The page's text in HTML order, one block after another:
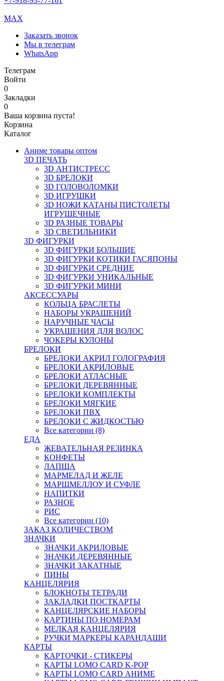
MAX
Заказать звонок
Мы в телеграм
WhatsApp
Телеграм
Войти
0
Закладки
0
Ваша корзина пуста!
Корзина
Каталог
Аниме товары оптом
3D ПЕЧАТЬ
3D АНТИСТРЕСС
3D БРЕЛОКИ
3D ГОЛОВОЛОМКИ
3D ИГРУШКИ
3D НОЖИ КАТАНЫ ПИСТОЛЕТЫ
ИГРУШЕЧНЫЕ
3D РАЗНЫЕ ТОВАРЫ
3D СВЕТИЛЬНИКИ
3D ФИГУРКИ
3D ФИГУРКИ БОЛЬШИЕ
3D ФИГУРКИ КОТИКИ ГАСЯПОНЫ
3D ФИГУРКИ СРЕДНИЕ
3D ФИГУРКИ УНИКАЛЬНЫЕ
3D ФИГУРКИ МИНИ
АКСЕССУАРЫ
КОЛЬЦА БРАСЛЕТЫ
НАБОРЫ УКРАШЕНИЙ
НАРУЧНЫЕ ЧАСЫ
УКРАШЕНИЯ ДЛЯ ВОЛОС
ЧОКЕРЫ КУЛОНЫ
БРЕЛОКИ
БРЕЛОКИ АКРИЛ ГОЛОГРАФИЯ
БРЕЛОКИ АКРИЛОВЫЕ
БРЕЛОКИ АТЛАСНЫЕ
БРЕЛОКИ ДЕРЕВЯННЫЕ
БРЕЛОКИ КОМПЛЕКТЫ
БРЕЛОКИ МЯГКИЕ
БРЕЛОКИ ПВХ
БРЕЛОКИ С ЖИДКОСТЬЮ
Все категории (8)
ЕДА
ЖЕВАТЕЛЬНАЯ РЕЗИНКА
КОНФЕТЫ
ЛАПША
МАРМЕЛАД И ЖЕЛЕ
МАРШМЕЛЛОУ И СУФЛЕ
НАПИТКИ
РАЗНОЕ
РИС
Все категории (10)
ЗАКАЗ КОЛИЧЕСТВОМ
ЗНАЧКИ
ЗНАЧКИ АКРИЛОВЫЕ
ЗНАЧКИ ДЕРЕВЯННЫЕ
ЗНАЧКИ ЗАКАТНЫЕ
ПИНЫ
КАНЦЕЛЯРИЯ
БЛОКНОТЫ ТЕТРАДИ
ЗАКЛАДКИ ПОСТКАРТЫ
КАНЦЕЛЯРСКИЕ НАБОРЫ
КАРТИНЫ ПО НОМЕРАМ
МЕЛКАЯ КАНЦЕЛЯРИЯ
РУЧКИ МАРКЕРЫ КАРАНДАШИ
КАРТЫ
КАРТОЧКИ - СТИКЕРЫ
КАРТЫ LOMO CARD K-POP
КАРТЫ LOMO CARD АНИМЕ